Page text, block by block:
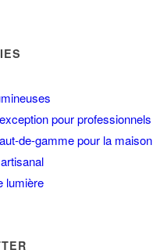
pour professionnels
de-gamme pour la maison
lumière